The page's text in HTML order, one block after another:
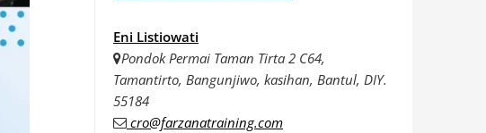
Eni Listiowati
Pondok Permai Taman Tirta 2 C64,
Tamantirto, Bangunjiwo, kasihan, Bantul, DIY.
55184
cro@farzanatraining.com